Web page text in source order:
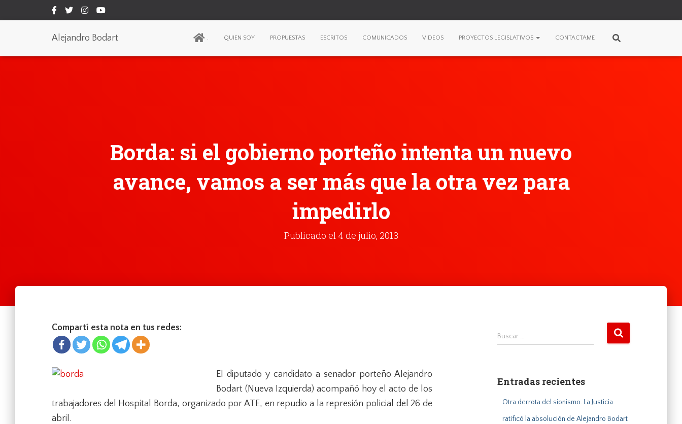
Alejandro Bodart . QUIEN SOY PROPUESTAS ESCRITOS COMUNICADOS VIDEOS PROYECTOS LEGISLATIVOS CONTACTAME
Borda: si el gobierno porteño intenta un nuevo
avance, vamos a ser más que la otra vez para
impedirlo
Publicado el 4 de julio, 2013
Compartí esta nota en tus redes:
El diputado y candidato a senador porteño Alejandro
Bodart (Nueva Izquierda) acompañó hoy el acto de los
trabajadores del Hospital Borda, organizado por ATE, en repudio a la represión policial del 26 de
abril.
B
r
Buscar …
Entradas recientes
Otra derrota del sionismo. La Justicia
ratificó la absolución de Alejandro Bodart